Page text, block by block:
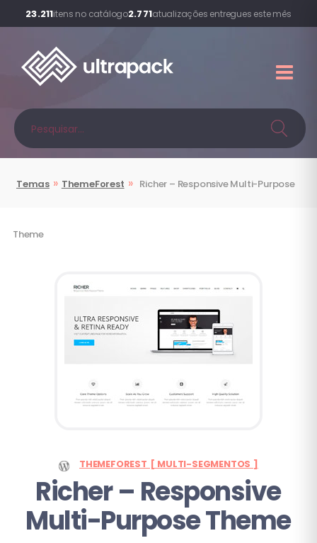
23.211itens no catálogo2.771atualizações entregues este mês
Temas » ThemeForest » Richer – Responsive Multi-Purpose
Theme
THEMEFOREST [ MULTI-SEGMENTOS ]
Richer – Responsive
Multi-Purpose Theme